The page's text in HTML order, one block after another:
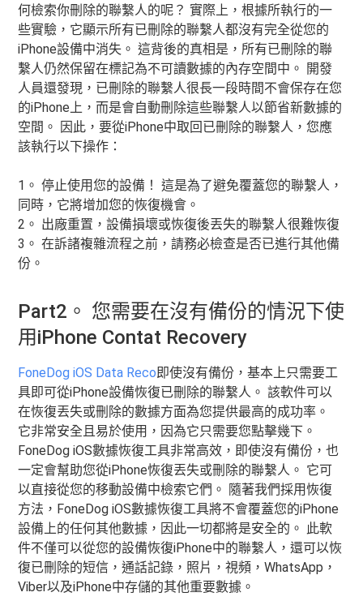
何檢索你刪除的聯繫人的呢？ 實際上，根據所執行的一
些實驗，它顯示所有已刪除的聯繫人都沒有完全從您的
iPhone設備中消失。 這背後的真相是，所有已刪除的聯
繫人仍然保留在標記為不可讀數據的內存空間中。 開發
人員還發現，已刪除的聯繫人很長一段時間不會保存在您
的iPhone上，而是會自動刪除這些聯繫人以節省新數據的
空間。 因此，要從iPhone中取回已刪除的聯繫人，您應
該執行以下操作：
1。 停止使用您的設備！ 這是為了避免覆蓋您的聯繫人，
同時，它將增加您的恢復機會。
2。 出廠重置，設備損壞或恢復後丟失的聯繫人很難恢復
3。 在訴諸複雜流程之前，請務必檢查是否已進行其他備
份。
Part2。 您需要在沒有備份的情況下使
用iPhone Contat Recovery
FoneDog iOS Data Reco即使沒有備份，基本上只需要工
具即可從iPhone設備恢復已刪除的聯繫人。 該軟件可以
在恢復丟失或刪除的數據方面為您提供最高的成功率。
它非常安全且易於使用，因為它只需要您點擊幾下。
FoneDog iOS數據恢復工具非常高效，即使沒有備份，也
一定會幫助您從iPhone恢復丟失或刪除的聯繫人。 它可
以直接從您的移動設備中檢索它們。 隨著我們採用恢復
方法，FoneDog iOS數據恢復工具將不會覆蓋您的iPhone
設備上的任何其他數據，因此一切都將是安全的。 此軟
件不僅可以從您的設備恢復iPhone中的聯繫人，還可以恢
復已刪除的短信，通話記錄，照片，視頻，WhatsApp，
Viber以及iPhone中存儲的其他重要數據。